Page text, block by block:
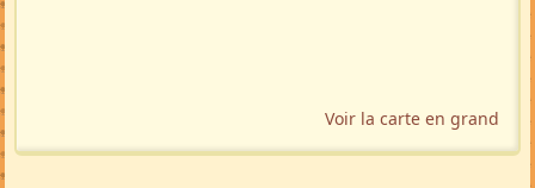
Voir la carte en grand